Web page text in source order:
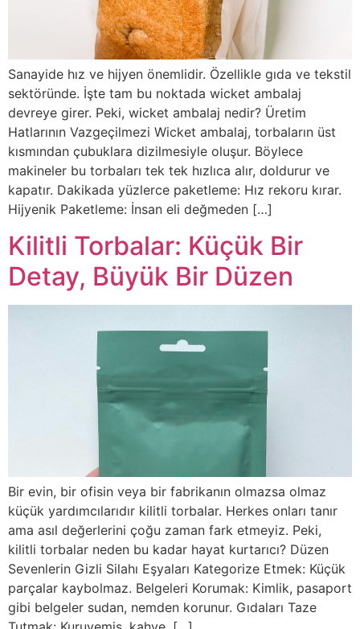
Sanayide hız ve hijyen önemlidir. Özellikle gıda ve tekstil
sektöründe. İşte tam bu noktada wicket ambalaj
devreye girer. Peki, wicket ambalaj nedir? Üretim
Hatlarının Vazgeçilmezi Wicket ambalaj, torbaların üst
kısmından çubuklara dizilmesiyle oluşur. Böylece
makineler bu torbaları tek tek hızlıca alır, doldurur ve
kapatır. Dakikada yüzlerce paketleme: Hız rekoru kırar.
Hijyenik Paketleme: İnsan eli değmeden […]
Kilitli Torbalar: Küçük Bir
Detay, Büyük Bir Düzen
Bir evin, bir ofisin veya bir fabrikanın olmazsa olmaz
küçük yardımcılarıdır kilitli torbalar. Herkes onları tanır
ama asıl değerlerini çoğu zaman fark etmeyiz. Peki,
kilitli torbalar neden bu kadar hayat kurtarıcı? Düzen
Sevenlerin Gizli Silahı Eşyaları Kategorize Etmek: Küçük
parçalar kaybolmaz. Belgeleri Korumak: Kimlik, pasaport
gibi belgeler sudan, nemden korunur. Gıdaları Taze